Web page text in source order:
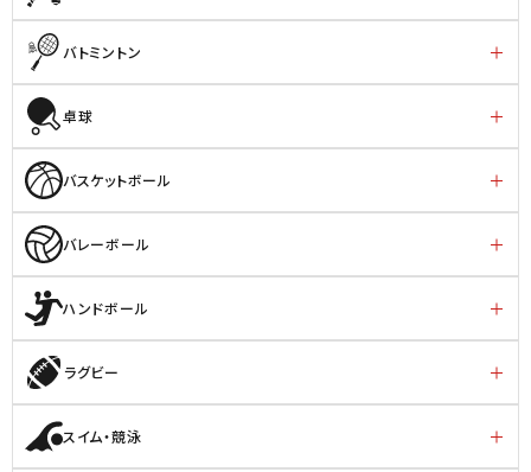
バトミントン
卓球
バスケットボール
バレーボール
ハンドボール
ラグビー
スイム・競泳